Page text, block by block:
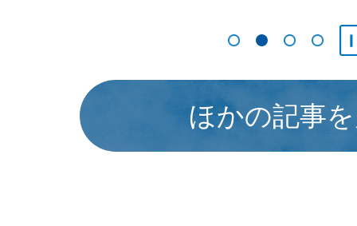
第45回白井市ふるさとまつり
2026年07月31日
1枚目のスライドを表示
2枚目のスライド
3枚目のスラ
4枚目
ほかの記事